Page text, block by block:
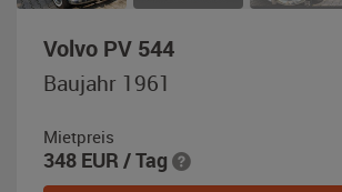
Volvo PV 544,
Baujahr 1961
Mietpreis
348 EUR / Tag